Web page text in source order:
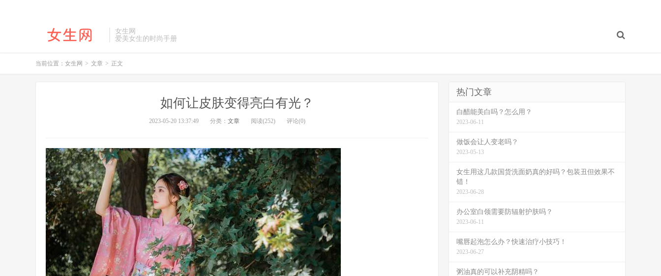
女生网
爱美女生的时尚手册
当前位置： 女生网 > 文章 > 正文
如何让皮肤变得亮白有光？
2023-05-20 13:37:49 分类： 文章 阅读(252) 评论(0)
热门文章
白醋能美白吗？怎么用？
2023-06-11
做饭会让人变老吗？
2023-05-13
女生用这几款国货洗面奶真的好吗？包装丑但效果不
错！
2023-06-28
办公室白领需要防辐射护肤吗？
2023-06-11
嘴唇起泡怎么办？快速治疗小技巧！
2023-06-27
粥油真的可以补充阴精吗？